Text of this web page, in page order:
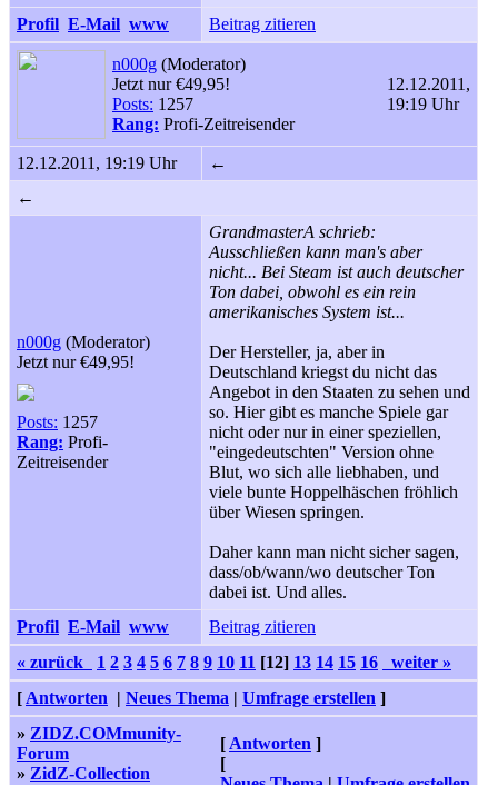
Profil E-Mail www Beitrag zitieren
n000g (Moderator)
Jetzt nur €49,95!
Posts: 1257
Rang: Profi-Zeitreisender
12.12.2011,
19:19 Uhr
12.12.2011, 19:19 Uhr
←
←
n000g (Moderator)
Jetzt nur €49,95!
Posts: 1257
Rang: Profi-
Zeitreisender
GrandmasterA schrieb:
Ausschließen kann man's aber
nicht... Bei Steam ist auch deutscher
Ton dabei, obwohl es ein rein
amerikanisches System ist...
Der Hersteller, ja, aber in
Deutschland kriegst du nicht das
Angebot in den Staaten zu sehen und
so. Hier gibt es manche Spiele gar
nicht oder nur in einer speziellen,
"eingedeutschten" Version ohne
Blut, wo sich alle liebhaben, und
viele bunte Hoppelhäschen fröhlich
über Wiesen springen.
Daher kann man nicht sicher sagen,
dass/ob/wann/wo deutscher Ton
dabei ist. Und alles.
Profil E-Mail www
Beitrag zitieren
« zurück
1 2 3 4 5 6 7 8 9 10 11 [12] 13 14 15 16
weiter »
[ Antworten | Neues Thema | Umfrage erstellen ]
» ZIDZ.COMmunity-
Forum
» ZidZ-Collection
[ Antworten ]
[